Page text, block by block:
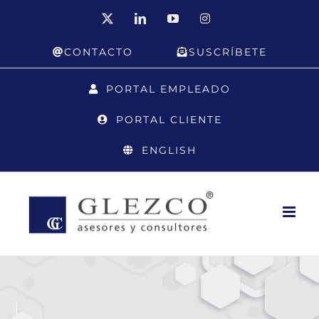
LinkedInYouTubeInstagram
CONTACTO SUSCRÍBETE
PORTAL EMPLEADO
PORTAL CLIENTE
ENGLISH